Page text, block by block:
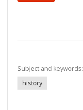
Subject and keywords:
history